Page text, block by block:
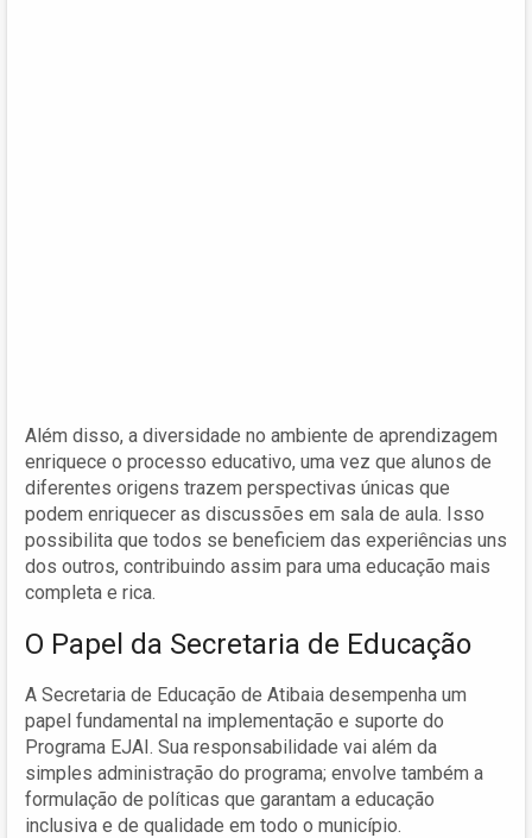
Além disso, a diversidade no ambiente de aprendizagem
enriquece o processo educativo, uma vez que alunos de
diferentes origens trazem perspectivas únicas que
podem enriquecer as discussões em sala de aula. Isso
possibilita que todos se beneficiem das experiências uns
dos outros, contribuindo assim para uma educação mais
completa e rica.
O Papel da Secretaria de Educação
A Secretaria de Educação de Atibaia desempenha um
papel fundamental na implementação e suporte do
Programa EJAI. Sua responsabilidade vai além da
simples administração do programa; envolve também a
formulação de políticas que garantam a educação
inclusiva e de qualidade em todo o município.